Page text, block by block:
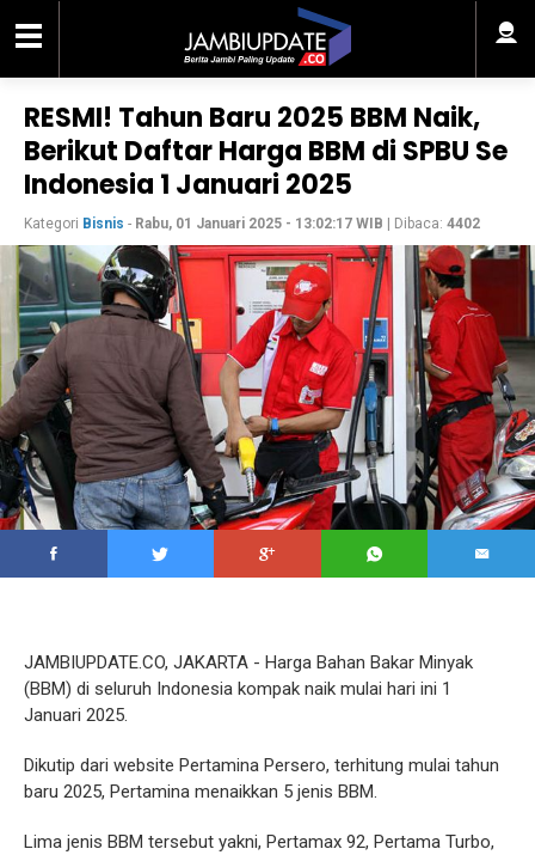
RESMI! Tahun Baru 2025 BBM Naik,
Berikut Daftar Harga BBM di SPBU Se
Indonesia 1 Januari 2025
Kategori Bisnis - Rabu, 01 Januari 2025 - 13:02:17 WIB | Dibaca: 4402
JAMBIUPDATE.CO, JAKARTA - Harga Bahan Bakar Minyak
(BBM) di seluruh Indonesia kompak naik mulai hari ini 1
Januari 2025.
Dikutip dari website Pertamina Persero, terhitung mulai tahun
baru 2025, Pertamina menaikkan 5 jenis BBM.
Lima jenis BBM tersebut yakni, Pertamax 92, Pertama Turbo,